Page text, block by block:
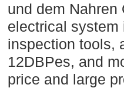
und dem
electrical system
inspection tools,
12DBPes, and
price and large